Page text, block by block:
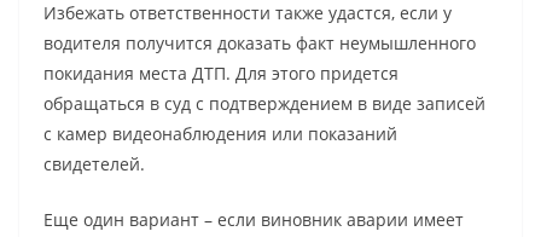
Избежать ответственности также удастся, если у
водителя получится доказать факт неумышленного
покидания места ДТП. Для этого придется
обращаться в суд с подтверждением в виде записей
с камер видеонаблюдения или показаний
свидетелей.
Еще один вариант – если виновник аварии имеет